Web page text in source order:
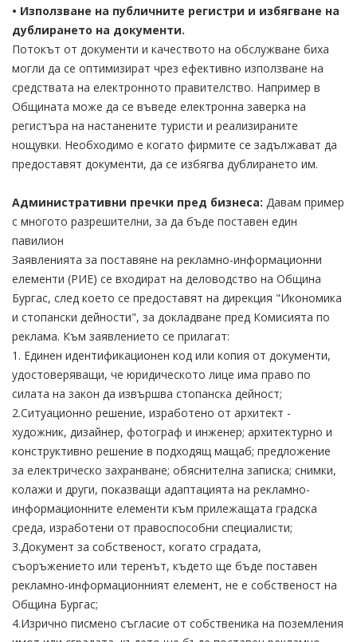
• Използване на публичните регистри и избягване на
дублирането на документи.
Потокът от документи и качеството на обслужване биха
могли да се оптимизират чрез ефективно използване на
средствата на електронното правителство. Например в
Общината може да се въведе електронна заверка на
регистъра на настанените туристи и реализираните
нощувки. Необходимо е когато фирмите се задължават да
предоставят документи, да се избягва дублирането им.
Административни пречки пред бизнеса: Давам пример
с многото разрешителни, за да бъде поставен един
павилион
Заявленията за поставяне на рекламно-информационни
елементи (РИЕ) се входират на деловодство на Община
Бургас, след което се предоставят на дирекция "Икономика
и стопански дейности", за докладване пред Комисията по
реклама. Към заявлението се прилагат:
1. Единен идентификационен код или копия от документи,
удостоверяващи, че юридическото лице има право по
силата на закон да извършва стопанска дейност;
2.Ситуационно решение, изработено от архитект -
художник, дизайнер, фотограф и инженер; архитектурно и
конструктивно решение в подходящ мащаб; предложение
за електрическо захранване; обяснителна записка; снимки,
колажи и други, показващи адаптацията на рекламно-
информационните елементи към прилежащата градска
среда, изработени от правоспособни специалисти;
3.Документ за собственост, когато сградата,
съоръжението или теренът, където ще бъде поставен
рекламно-информационният елемент, не е собственост на
Община Бургас;
4.Изрично писмено съгласие от собственика на поземления